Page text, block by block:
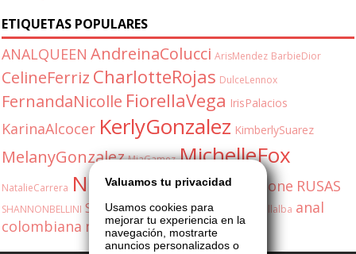
ETIQUETAS POPULARES
ANALQUEEN AndreinaColucci ArisMendez BarbieDior
CelineFerriz CharlotteRojas DulceLennox
FernandaNicolle FiorellaVega IrisPalacios
KarinaAlcocer KerlyGonzalez KimberlySuarez
MelanyGonzalez MiaGamez MichelleFox
NatalieCarrera NatashaDuranOliviaStone RUSAS
SHANNONBELLINI SabrinaFox ShannonBellini ValeriaVillalba anal
colombiana milf shannon5548171077
Valuamos tu privacidad
Usamos cookies para
mejorar tu experiencia en la
navegación, mostrarte
anuncios personalizados o